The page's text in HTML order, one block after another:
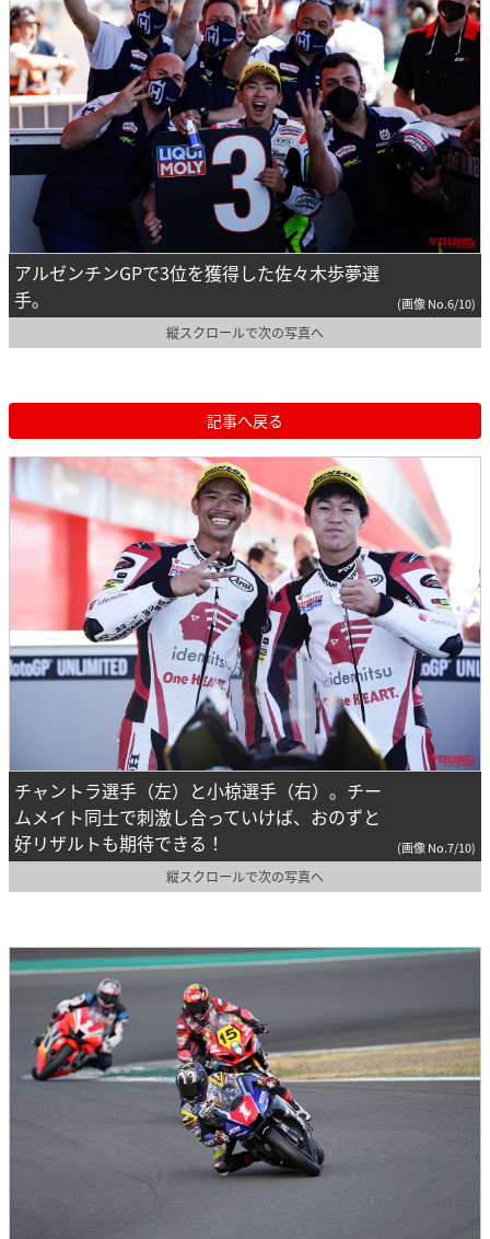
アルゼンチンGPで3位を獲得した佐々木歩夢選
手。
(画像 No.6/10)
縦スクロールで次の写真へ
記事へ戻る
チャントラ選手（左）と小椋選手（右）。チー
ムメイト同士で刺激し合っていけば、おのずと
好リザルトも期待できる！
(画像 No.7/10)
縦スクロールで次の写真へ